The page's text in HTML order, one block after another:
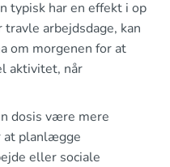
typisk har en effekt i op
arbejdsdage, kan
om morgenen for at
aktivitet, når
dosis være mere
at planlægge
eller sociale